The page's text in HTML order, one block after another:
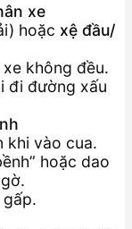
xe
hoặc xệ đầu/
không đều.
đi đường xấu
khi vào cua.
hoặc dao